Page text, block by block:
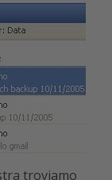
troviamo